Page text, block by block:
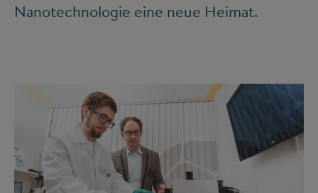
Nanotechnologie eine neue Heimat.